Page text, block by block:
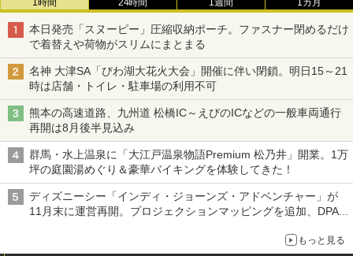
1時間 24時間 1週間 1カ月
本日発売「スヌーピー」圧縮収納ポーチ。ファスナー閉めるだけ
で着替えや荷物がスリムにまとまる
名神 大津SA「びわ湖大花火大会」開催に伴い閉鎖。明日15～21
時は店舗・トイレ・駐車場の利用不可
熊本の高速道路、九州道 松橋IC～えびのICなどの一般車両通行
再開は8月後半見込み
群馬・水上温泉に「大江戸温泉物語Premium 松乃井」開業。1万
坪の庭園湯めぐり＆豪華バイキングを体験してきた！
ディズニーシー「インディ・ジョーンズ・アドベンチャー」が
11月末に運営再開。プロジェクションマッピングを追加、DPA
もっと見る